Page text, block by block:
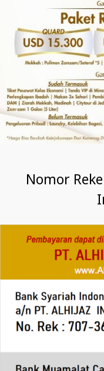
Nomor